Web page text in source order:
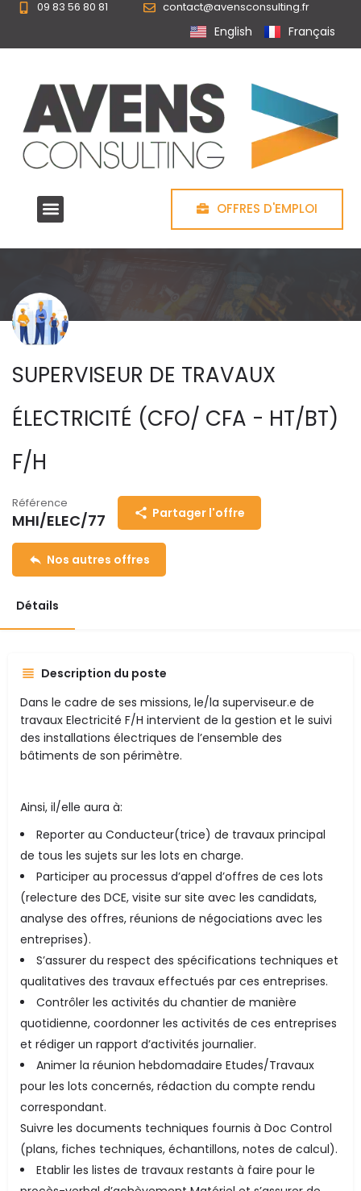
09 83 56 80 81 contact@avensconsulting.fr
English Français
OFFRES D'EMPLOI
SUPERVISEUR DE TRAVAUX
ÉLECTRICITÉ (CFO/ CFA - HT/BT)
F/H
Référence
MHI/ELEC/77 Partager l'offre
Nos autres offres
Détails
Description du poste
Dans le cadre de ses missions, le/la superviseur.e de
travaux Electricité F/H intervient de la gestion et le suivi
des installations électriques de l’ensemble des
bâtiments de son périmètre.
Ainsi, il/elle aura à:
Reporter au Conducteur(trice) de travaux principal
de tous les sujets sur les lots en charge.
Participer au processus d’appel d’offres de ces lots
(relecture des DCE, visite sur site avec les candidats,
analyse des offres, réunions de négociations avec les
entreprises).
S’assurer du respect des spécifications techniques et
qualitatives des travaux effectués par ces entreprises.
Contrôler les activités du chantier de manière
quotidienne, coordonner les activités de ces entreprises
et rédiger un rapport d’activités journalier.
Animer la réunion hebdomadaire Etudes/Travaux
pour les lots concernés, rédaction du compte rendu
correspondant.
Suivre les documents techniques fournis à Doc Control
(plans, fiches techniques, échantillons, notes de calcul).
Etablir les listes de travaux restants à faire pour le
Panneau de gestion des cookies